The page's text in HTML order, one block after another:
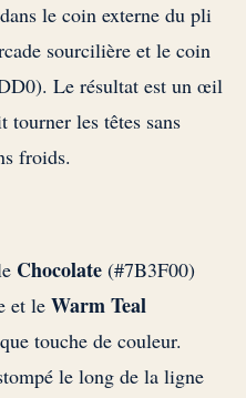
le coin externe du pli
sourcilière et le coin
Le résultat est un œil
les têtes sans
froids.
Chocolate (#7B3F00)
et le Warm Teal
touche de couleur.
le long de la ligne